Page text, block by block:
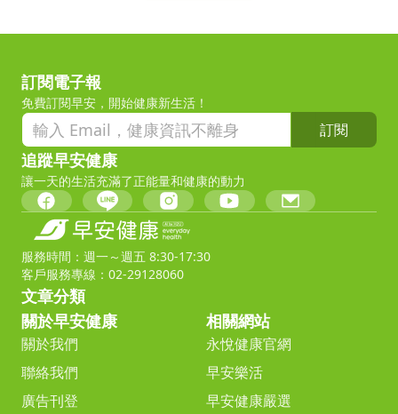
訂閱電子報
免費訂閱早安，開始健康新生活！
訂閱
追蹤早安健康
讓一天的生活充滿了正能量和健康的動力
服務時間：週一～週五 8:30-17:30
客戶服務專線：02-29128060
文章分類
關於早安健康
關於我們
聯絡我們
廣告刊登
相關網站
永悅健康官網
早安樂活
早安健康嚴選